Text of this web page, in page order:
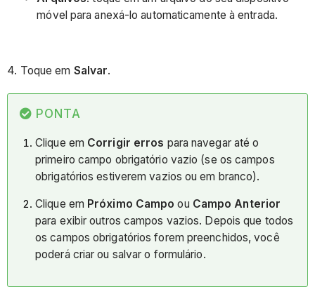
móvel para anexá-lo automaticamente à entrada.
4. Toque em Salvar.
PONTA
Clique em Corrigir erros para navegar até o
primeiro campo obrigatório vazio (se os campos
obrigatórios estiverem vazios ou em branco).
Clique em Próximo Campo ou Campo Anterior
para exibir outros campos vazios. Depois que todos
os campos obrigatórios forem preenchidos, você
poderá criar ou salvar o formulário.